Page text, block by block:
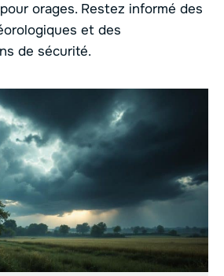
orages. Restez informé des
et des
de sécurité.